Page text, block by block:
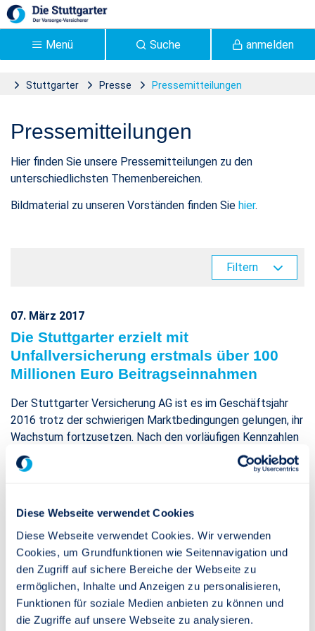
Diese Webseite verwendet Cookies
Diese Webseite verwendet Cookies. Wir verwenden
Cookies, um Grundfunktionen wie Seitennavigation und
den Zugriff auf sichere Bereiche der Webseite zu
ermöglichen, Inhalte und Anzeigen zu personalisieren,
Funktionen für soziale Medien anbieten zu können und
die Zugriffe auf unsere Webseite zu analysieren.
Zum Hauptinhalt springen
anmelden
Suche
Menü
Stuttgarter Presse Pressemitteilungen
Stuttgarter Versicherung -
Stuttgarter
Pressemitteilungen
Hier finden Sie unsere Pressemitteilungen zu den
unterschiedlichsten Themenbereichen.
Bildmaterial zu unseren Vorständen finden Sie hier.
Filtern
07. März 2017
Die Stuttgarter erzielt mit
Unfallversicherung erstmals über 100
Millionen Euro Beitragseinnahmen
Der Stuttgarter Versicherung AG ist es im Geschäftsjahr
2016 trotz der schwierigen Marktbedingungen gelungen, ihr
Wachstum fortzusetzen. Nach den vorläufigen Kennzahlen
weist das Unternehmen der Stuttgarter
Versicherungsgruppe für den Schaden- und Unfallbereich
Vorjahr (106,3 Mio. Euro). Die Stuttgarter erreicht damit den
höchsten Wert in der über 100-jährigen
Unternehmensgeschichte.
WEITERLESEN